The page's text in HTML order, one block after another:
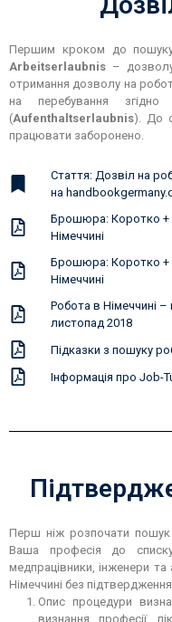
Першим кроком до
Arbeitserlaubnis –
отримання дозволу на
на перебування
(Aufenthaltserlaubnis). До
працювати заборонено.
Стаття: Дозвіл на
на
Брошюра: Коротко +
Нiмеччинi
Брошюра: Коротко +
Нiмеччинi
Робота в Німеччині –
листопад 2018
Підказки з пошуку
Інформація про Job-
Перш ніж розпочати пошук
Ваша професія до
медпрацівники, інженери
Німеччині без
Опис процедури
визнання професії